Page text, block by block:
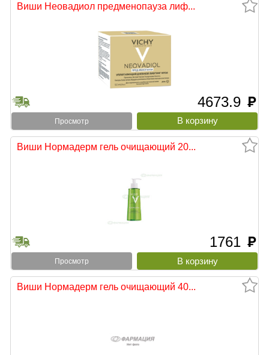
Виши Неовадиол предменопауза лиф...
4673.9 руб
Просмотр
Виши Нормадерм гель очищающий 20...
1761 руб
Просмотр
Виши Нормадерм гель очищающий 40...